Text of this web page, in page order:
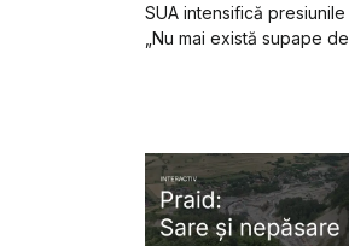
SUA intensifică
„Nu mai există supape